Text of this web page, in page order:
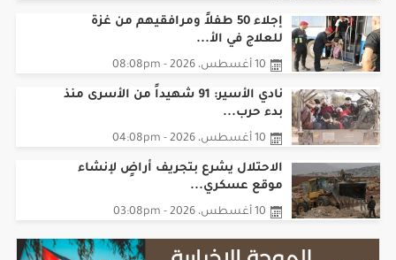
إجلاء 50 طفلاً ومرافقيهم من غزة
للعلاج في الأ...
10 أغسطس، 2026 - 08:08pm
نادي الأسير: 91 شهيداً من الأسرى منذ
بدء حرب...
10 أغسطس، 2026 - 04:08pm
الاحتلال يشرع بتجريف أراضٍ لإنشاء
موقع عسكري...
10 أغسطس، 2026 - 03:08pm